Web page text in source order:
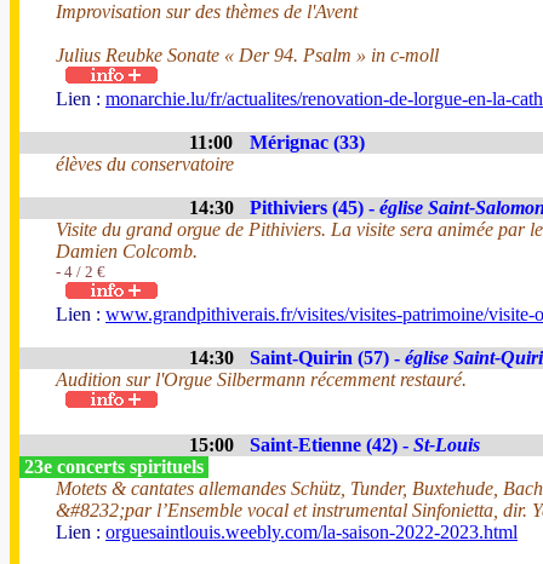
Improvisation sur des thèmes de l'Avent
Julius Reubke Sonate « Der 94. Psalm » in c-moll
Lien : monarchie.lu/fr/actualites/renovation-de-lorgue-en-la-
11:00
Mérignac (33)
élèves du conservatoire
14:30 Pithiviers (45) - église Saint-
Visite du grand orgue de Pithiviers. La visite sera animée par
Damien Colcomb.
- 4 / 2 €
Lien : www.grandpithiverais.fr/visites/visites-patrimoine/visite-
14:30 Saint-Quirin (57) - église Saint-
Audition sur l'Orgue Silbermann récemment restauré.
15:00 Saint-Etienne (42) - St-Louis
23e concerts spirituels
Motets & cantates allemandes Schütz, Tunder, Buxtehude, Bach
&#8232;par l’Ensemble vocal et instrumental Sinfonietta, dir.
Lien : orguesaintlouis.weebly.com/la-saison-2022-2023.html